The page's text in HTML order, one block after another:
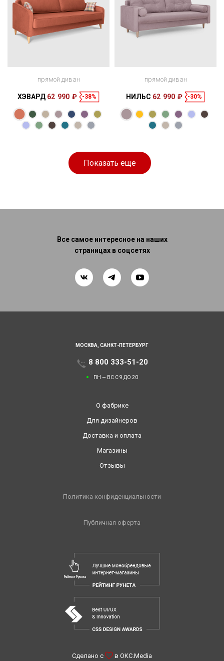
Размеры
Спальное
прямой диван
ХЭВАРД 62 990 ₽ -38%
Размеры
Спальное
прямой диван
НИЛЬС 62 990 ₽ -30%
Показать еще
Все самое интересное на наших
страницах в соцсетях
МОСКВА, САНКТ-ПЕТЕРБУРГ
8 800 333-51-20
ПН — ВС С 9 ДО 20
О фабрике
Для дизайнеров
Доставка и оплата
Магазины
Отзывы
Политика конфиденциальности
Публичная оферта
Сделано с в OKC.Media